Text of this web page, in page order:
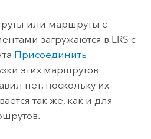
или маршруты с
загружаются в LRS с
Присоединить
этих маршрутов
нет, поскольку их
так же, как и для